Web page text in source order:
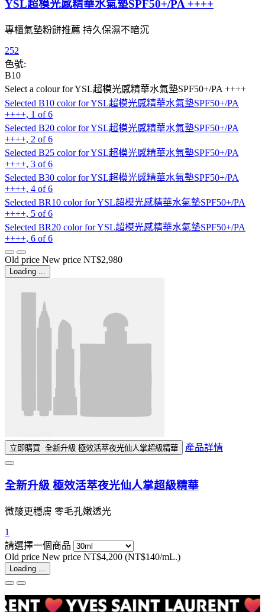
YSL超模光感精華水氣墊SPF50+/PA ++++
專櫃氣墊粉餅推薦 持久保濕不暗沉
252
色號:
B10
Select a colourfor YSL超模光感精華水氣墊SPF50+/PA ++++
Selected B10 color for YSL超模光感精華水氣墊SPF50+/PA
++++, 1 of 6
Selected B20 color for YSL超模光感精華水氣墊SPF50+/PA
++++, 2 of 6
Selected B25 color for YSL超模光感精華水氣墊SPF50+/PA
++++, 3 of 6
Selected B30 color for YSL超模光感精華水氣墊SPF50+/PA
++++, 4 of 6
Selected BR10 color for YSL超模光感精華水氣墊SPF50+/PA
++++, 5 of 6
Selected BR20 color for YSL超模光感精華水氣墊SPF50+/PA
++++, 6 of 6
Old price New price NT$2,980
Loading ...
立即購買 全新升級 極效活萃夜光仙人掌超級精華 產品詳情
全新升級 極效活萃夜光仙人掌超級精華
微酸更穩膚 零毛孔嫩透光
1
請選擇一個商品
Old price New price NT$4,200 (NT$140/mL.)
Loading ...